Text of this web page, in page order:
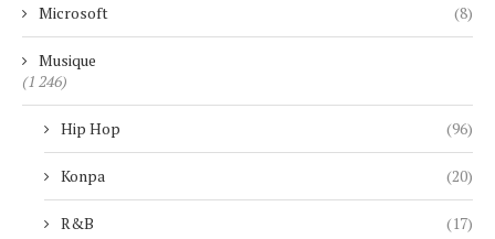
Microsoft (8)
Musique
(1 246)
Hip Hop (96)
Konpa (20)
R&B (17)